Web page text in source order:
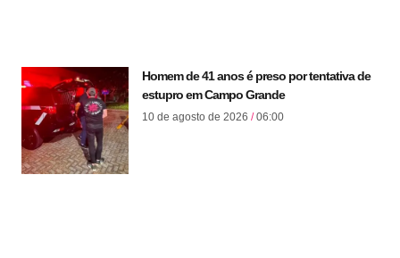
Homem de 41 anos é preso por tentativa de
estupro em Campo Grande
10 de agosto de 2026 06:00